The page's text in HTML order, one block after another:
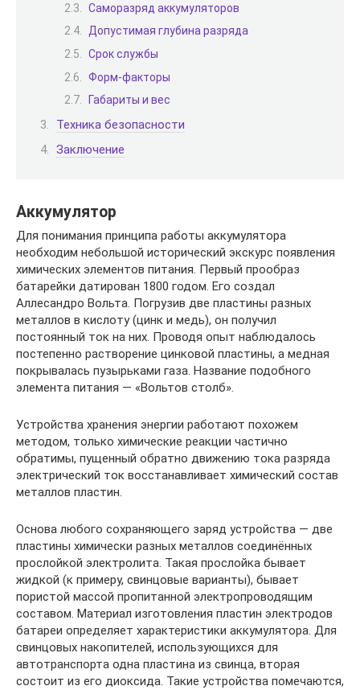
Саморазряд аккумуляторов
Допустимая глубина разряда
Срок службы
Форм-факторы
Габариты и вес
Техника безопасности
Заключение
Аккумулятор
Для понимания принципа работы аккумулятора
необходим небольшой исторический экскурс появления
химических элементов питания. Первый прообраз
батарейки датирован 1800 годом. Его создал
Аллесандро Вольта. Погрузив две пластины разных
металлов в кислоту (цинк и медь), он получил
постоянный ток на них. Проводя опыт наблюдалось
постепенно растворение цинковой пластины, а медная
покрывалась пузырьками газа. Название подобного
элемента питания — «Вольтов столб».
Устройства хранения энергии работают похожем
методом, только химические реакции частично
обратимы, пущенный обратно движению тока разряда
электрический ток восстанавливает химический состав
металлов пластин.
Основа любого сохраняющего заряд устройства — две
пластины химически разных металлов соединённых
прослойкой электролита. Такая прослойка бывает
жидкой (к примеру, свинцовые варианты), бывает
пористой массой пропитанной электропроводящим
составом. Материал изготовления пластин электродов
батареи определяет характеристики аккумулятора. Для
свинцовых накопителей, использующихся для
автотранспорта одна пластина из свинца, вторая
состоит из его диоксида. Такие устройства помечаются,